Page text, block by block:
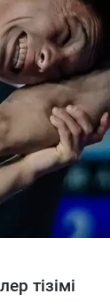
тізімі